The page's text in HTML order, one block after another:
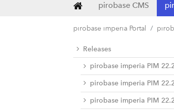
pirobase CMS
pirobase imperia Portal
Releases
pirobase imperia PIM
pirobase imperia PIM
pirobase imperia PIM